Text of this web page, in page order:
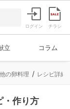
ログイン チラシ
立 コラム
の卵料理 レシピ詳細
・作り方